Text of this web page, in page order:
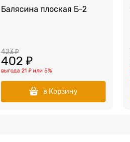
Балясина плоская Б-2
423 ₽
402 ₽
выгода 21 ₽или 5%
в Корзину